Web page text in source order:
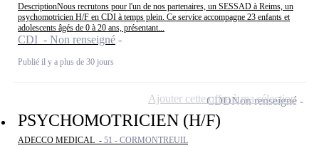
DescriptionNous recrutons pour l'un de nos partenaires, un SESSAD à Reims, un
psychomotricien H/F en CDI à temps plein. Ce service accompagne 23 enfants et
adolescents âgés de 0 à 20 ans, présentant...
CDI - Non renseigné
Publié il y a plus de 30 jours
PSYCHOMOTRICIEN (H/F)
ADECCO MEDICAL - 51 - CORMONTREUIL
CDDNon renseigné
Ajouter cette offre à ma sélection